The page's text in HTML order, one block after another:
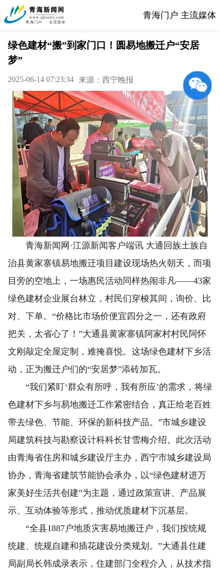
青海门户 主流媒体
绿色建材“搬”到家门口！圆易地搬迁户“安居
梦”
2025-06-14 07:23:34 来源：西宁晚报
青海新闻网·江源新闻客户端讯 大通回族土族自
治县黄家寨镇易地搬迁项目建设现场热火朝天，而项
目旁的空地上，一场惠民活动同样热闹非凡——43家
绿色建材企业展台林立，村民们穿梭其间，询价、比
对、下单。“价格比市场价便宜四分之一，还有政府
把关，太省心了！”大通县黄家寨镇阿家村村民阿怀
文刚敲定全屋定制，难掩喜悦。这场绿色建材下乡活
动，正为搬迁户们的“安居梦”添砖加瓦。
“我们紧盯‘群众有所呼，我有所应’的需求，将绿
色建材下乡与易地搬迁工作紧密结合，真正给老百姓
带去绿色、节能、环保的新科技产品。”市城乡建设
局建筑科技与勘察设计科科长甘雪梅介绍。此次活动
由青海省住房和城乡建设厅主办，西宁市城乡建设局
协办，青海省建筑节能协会承办，以“绿色建材进万
家美好生活共创建”为主题，通过政策宣讲、产品展
示、互动体验等形式，推动优质建材下沉基层。
“全县1887户地质灾害易地搬迁户，我们按统规
统建、统规自建和插花建设分类规划。”大通县住建
局副局长韩成录表示，住建部门全程介入，从技术指